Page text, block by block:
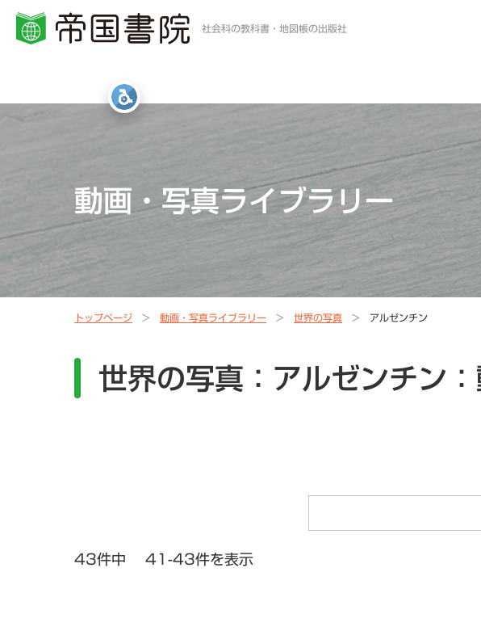
社会科の教科書・地図帳の出版社
社会科指導書
デジタル教科書・教材
教科書・指導書・副
一般向け ニュース一覧
地歴科・公民科 教科書 地歴科・公民科 指導
資料集・準拠ノート・統計 デジタル教科書・準
資料集Webサポート
定期刊行冊子 一般向け
図書館書籍・児童書
地図帳の記念品
動画・写真ライブラリー
トップページ 動画・写真ライブラリー 世界の写真 アルゼンチン
世界の写真：アルゼンチン
43件中 41-43件を表示